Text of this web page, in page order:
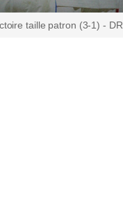
taille patron (3-1) - DR